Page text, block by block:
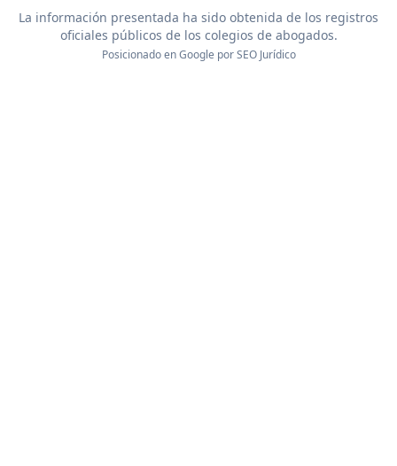
La información presentada ha sido obtenida de los registros
oficiales públicos de los colegios de abogados.
Posicionado en Google porSEO Jurídico